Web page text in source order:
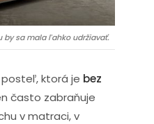
by sa mala ľahko udržiavať.
ktorá je bez
často zabraňuje
v matraci, v